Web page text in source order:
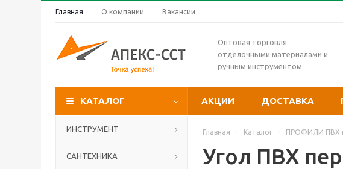
Главная О компании Вакансии
Оптовая торговля
отделочными материалами и
ручным инструментом
КАТАЛОГ АКЦИИ ДОСТАВКА
ИНСТРУМЕНТ
САНТЕХНИКА
Главная - Каталог - ПРОФИЛИ ПВХ
Угол ПВХ